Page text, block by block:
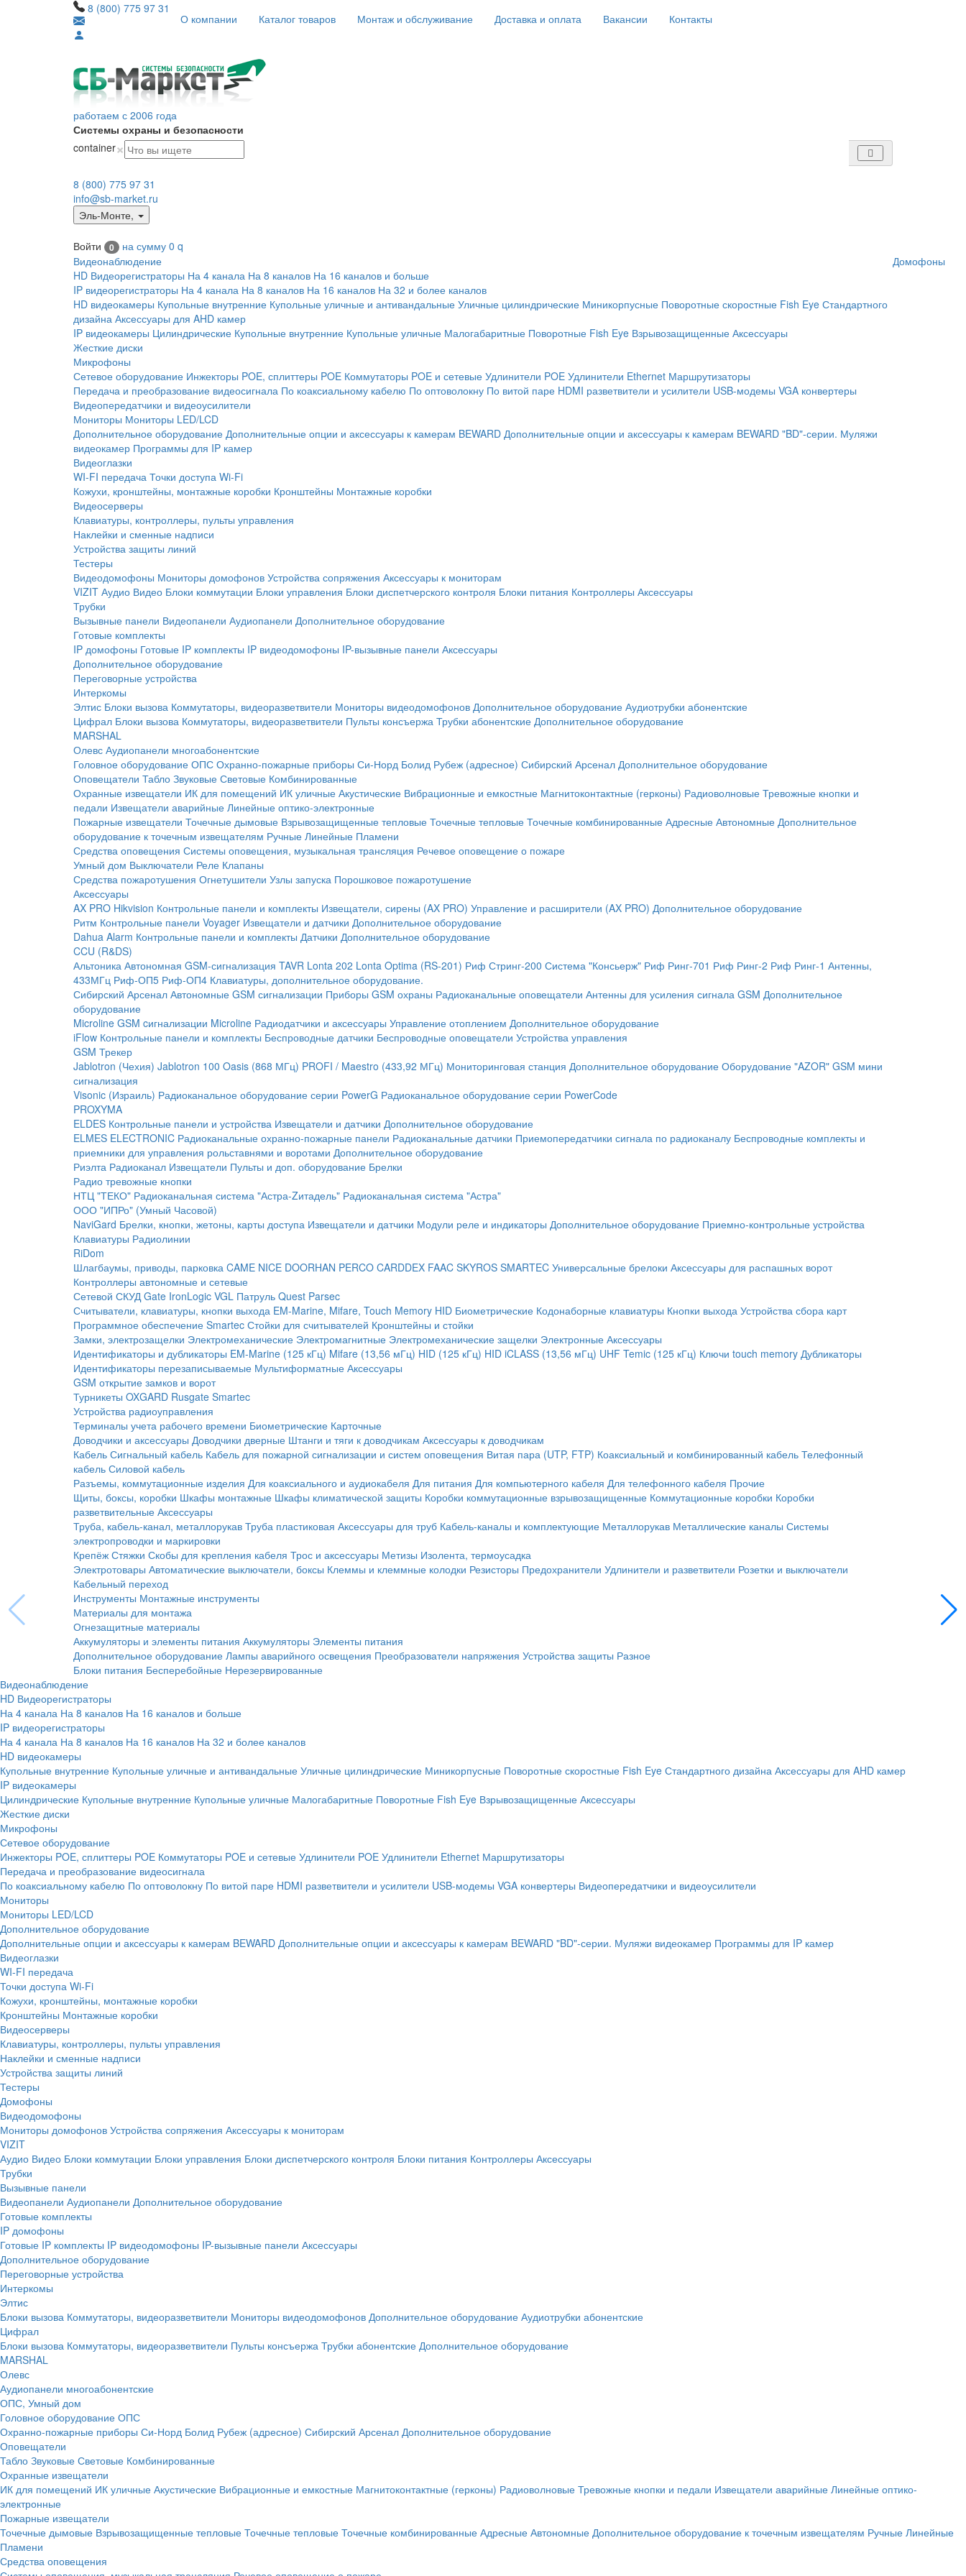
8 (800) 775 97 31
О компании Каталог товаров Монтаж и обслуживание Доставка и оплата Вакансии Контакты
работаем с 2006 года
Системы охраны и безопасности
container×
8 (800) 775 97 31
info@sb-market.ru
Эль-Монте,
Войти 0 на сумму 0 q
Видеонаблюдение
Домофоны
HD Видеорегистраторы На 4 канала На 8 каналов На 16 каналов и больше
IP видеорегистраторы На 4 канала На 8 каналов На 16 каналов На 32 и более каналов
HD видеокамеры Купольные внутренние Купольные уличные и антивандальные Уличные цилиндрические Миникорпусные Поворотные скоростные Fish Eye Стандартного
дизайна Аксессуары для AHD камер
IP видеокамеры Цилиндрические Купольные внутренние Купольные уличные Малогабаритные Поворотные Fish Eye Взрывозащищенные Аксессуары
Жесткие диски
Микрофоны
Сетевое оборудование Инжекторы POE, сплиттеры POE Коммутаторы POE и сетевые Удлинители POE Удлинители Ethernet Маршрутизаторы
Передача и преобразование видеосигнала По коаксиальному кабелю По оптоволокну По витой паре HDMI разветвители и усилители USB-модемы VGA конвертеры
Видеопередатчики и видеоусилители
Мониторы Мониторы LED/LCD
Дополнительное оборудование Дополнительные опции и аксессуары к камерам BEWARD Дополнительные опции и аксессуары к камерам BEWARD "BD"-серии. Муляжи
видеокамер Программы для IP камер
Видеоглазки
WI-FI передача Точки доступа Wi-Fi
Кожухи, кронштейны, монтажные коробки Кронштейны Монтажные коробки
Видеосерверы
Клавиатуры, контроллеры, пульты управления
Наклейки и сменные надписи
Устройства защиты линий
Тестеры
Видеодомофоны Мониторы домофонов Устройства сопряжения Аксессуары к мониторам
VIZIT Аудио Видео Блоки коммутации Блоки управления Блоки диспетчерского контроля Блоки питания Контроллеры Аксессуары
Трубки
Вызывные панели Видеопанели Аудиопанели Дополнительное оборудование
Готовые комплекты
IP домофоны Готовые IP комплекты IP видеодомофоны IP-вызывные панели Аксессуары
Дополнительное оборудование
Переговорные устройства
Интеркомы
Элтис Блоки вызова Коммутаторы, видеоразветвители Мониторы видеодомофонов Дополнительное оборудование Аудиотрубки абонентские
Цифрал Блоки вызова Коммутаторы, видеоразветвители Пульты консъержа Трубки абонентские Дополнительное оборудование
MARSHAL
Олевс Аудиопанели многоабонентские
Головное оборудование ОПС Охранно-пожарные приборы Си-Норд Болид Рубеж (адресное) Сибирский Арсенал Дополнительное оборудование
Оповещатели Табло Звуковые Световые Комбинированные
Охранные извещатели ИК для помещений ИК уличные Акустические Вибрационные и емкостные Магнитоконтактные (герконы) Радиоволновые Тревожные кнопки и
педали Извещатели аварийные Линейные оптико-электронные
Пожарные извещатели Точечные дымовые Взрывозащищенные тепловые Точечные тепловые Точечные комбинированные Адресные Автономные Дополнительное
оборудование к точечным извещателям Ручные Линейные Пламени
Средства оповещения Системы оповещения, музыкальная трансляция Речевое оповещение о пожаре
Умный дом Выключатели Реле Клапаны
Средства пожаротушения Огнетушители Узлы запуска Порошковое пожаротушение
Аксессуары
AX PRO Hikvision Контрольные панели и комплекты Извещатели, сирены (AX PRO) Управление и расширители (AX PRO) Дополнительное оборудование
Ритм Контрольные панели Voyager Извещатели и датчики Дополнительное оборудование
Dahua Alarm Контрольные панели и комплекты Датчики Дополнительное оборудование
CCU (R&DS)
Альтоника Автономная GSM-сигнализация TAVR Lonta 202 Lonta Optima (RS-201) Риф Стринг-200 Система "Консьерж" Риф Ринг-701 Риф Ринг-2 Риф Ринг-1 Антенны,
433МГц Риф-ОП5 Риф-ОП4 Клавиатуры, дополнительное оборудование.
Сибирский Арсенал Автономные GSM сигнализации Приборы GSM охраны Радиоканальные оповещатели Антенны для усиления сигнала GSM Дополнительное
оборудование
Microline GSM cигнализации Microline Радиодатчики и аксессуары Управление отоплением Дополнительное оборудование
iFlow Контрольные панели и комплекты Беспроводные датчики Беспроводные оповещатели Устройства управления
GSM Трекер
Jablotron (Чехия) Jablotron 100 Oasis (868 МГц) PROFI / Maestro (433,92 МГц) Мониторинговая станция Дополнительное оборудование Оборудование "AZOR" GSM мини
сигнализация
Visonic (Израиль) Радиоканальное оборудование серии PowerG Радиоканальное оборудование серии PowerCode
PROXYMA
ELDES Контрольные панели и устройства Извещатели и датчики Дополнительное оборудование
ELMES ELECTRONIC Радиоканальные охранно-пожарные панели Радиоканальные датчики Приемопередатчики сигнала по радиоканалу Беспроводные комплекты и
приемники для управления рольставнями и воротами Дополнительное оборудование
Риэлта Радиоканал Извещатели Пульты и доп. оборудование Брелки
Радио тревожные кнопки
НТЦ "ТЕКО" Радиоканальная система "Астра-Zитадель" Радиоканальная система "Астра"
ООО "ИПРо" (Умный Часовой)
NaviGard Брелки, кнопки, жетоны, карты доступа Извещатели и датчики Модули реле и индикаторы Дополнительное оборудование Приемно-контрольные устройства
Клавиатуры Радиолинии
RiDom
Шлагбаумы, приводы, парковка CAME NICE DOORHAN PERCO CARDDEX FAAC SKYROS SMARTEC Универсальные брелоки Аксессуары для распашных ворот
Контроллеры автономные и сетевые
Сетевой СКУД Gate IronLogic VGL Патруль Quest Parsec
Считыватели, клавиатуры, кнопки выхода EM-Marine, Mifare, Touch Memory HID Биометрические Кодонаборные клавиатуры Кнопки выхода Устройства сбора карт
Программное обеспечение Smartec Стойки для считывателей Кронштейны и стойки
Замки, электрозащелки Электромеханические Электромагнитные Электромеханические защелки Электронные Аксессуары
Идентификаторы и дубликаторы EM-Marine (125 кГц) Mifare (13,56 мГц) HID (125 кГц) HID iCLASS (13,56 мГц) UHF Temic (125 кГц) Ключи touch memory Дубликаторы
Идентификаторы перезаписываемые Мультиформатные Аксессуары
GSM открытие замков и ворот
Турникеты OXGARD Rusgate Smartec
Устройства радиоуправления
Терминалы учета рабочего времени Биометрические Карточные
Доводчики и аксессуары Доводчики дверные Штанги и тяги к доводчикам Аксессуары к доводчикам
Кабель Сигнальный кабель Кабель для пожарной сигнализации и систем оповещения Витая пара (UTP, FTP) Коаксиальный и комбинированный кабель Телефонный
кабель Силовой кабель
Разъемы, коммутационные изделия Для коаксиального и аудиокабеля Для питания Для компьютерного кабеля Для телефонного кабеля Прочие
Щиты, боксы, коробки Шкафы монтажные Шкафы климатической защиты Коробки коммутационные взрывозащищенные Коммутационные коробки Коробки
разветвительные Аксессуары
Труба, кабель-канал, металлорукав Труба пластиковая Аксессуары для труб Кабель-каналы и комплектующие Металлорукав Металлические каналы Системы
электропроводки и маркировки
Крепёж Стяжки Скобы для крепления кабеля Трос и аксессуары Метизы Изолента, термоусадка
Электротовары Автоматические выключатели, боксы Клеммы и клеммные колодки Резисторы Предохранители Удлинители и разветвители Розетки и выключатели
Кабельный переход
Инструменты Монтажные инструменты
Материалы для монтажа
Огнезащитные материалы
Аккумуляторы и элементы питания Аккумуляторы Элементы питания
Дополнительное оборудование Лампы аварийного освещения Преобразователи напряжения Устройства защиты Разное
Блоки питания Бесперебойные Нерезервированные
Видеонаблюдение
HD Видеорегистраторы
На 4 канала На 8 каналов На 16 каналов и больше
IP видеорегистраторы
На 4 канала На 8 каналов На 16 каналов На 32 и более каналов
HD видеокамеры
Купольные внутренние Купольные уличные и антивандальные Уличные цилиндрические Миникорпусные Поворотные скоростные Fish Eye Стандартного дизайна Аксессуары для AHD камер
IP видеокамеры
Цилиндрические Купольные внутренние Купольные уличные Малогабаритные Поворотные Fish Eye Взрывозащищенные Аксессуары
Жесткие диски
Микрофоны
Сетевое оборудование
Инжекторы POE, сплиттеры POE Коммутаторы POE и сетевые Удлинители POE Удлинители Ethernet Маршрутизаторы
Передача и преобразование видеосигнала
По коаксиальному кабелю По оптоволокну По витой паре HDMI разветвители и усилители USB-модемы VGA конвертеры Видеопередатчики и видеоусилители
Мониторы
Мониторы LED/LCD
Дополнительное оборудование
Дополнительные опции и аксессуары к камерам BEWARD Дополнительные опции и аксессуары к камерам BEWARD "BD"-серии. Муляжи видеокамер Программы для IP камер
Видеоглазки
WI-FI передача
Точки доступа Wi-Fi
Кожухи, кронштейны, монтажные коробки
Кронштейны Монтажные коробки
Видеосерверы
Клавиатуры, контроллеры, пульты управления
Наклейки и сменные надписи
Устройства защиты линий
Тестеры
Домофоны
Видеодомофоны
Мониторы домофонов Устройства сопряжения Аксессуары к мониторам
VIZIT
Аудио Видео Блоки коммутации Блоки управления Блоки диспетчерского контроля Блоки питания Контроллеры Аксессуары
Трубки
Вызывные панели
Видеопанели Аудиопанели Дополнительное оборудование
Готовые комплекты
IP домофоны
Готовые IP комплекты IP видеодомофоны IP-вызывные панели Аксессуары
Дополнительное оборудование
Переговорные устройства
Интеркомы
Элтис
Блоки вызова Коммутаторы, видеоразветвители Мониторы видеодомофонов Дополнительное оборудование Аудиотрубки абонентские
Цифрал
Блоки вызова Коммутаторы, видеоразветвители Пульты консъержа Трубки абонентские Дополнительное оборудование
MARSHAL
Олевс
Аудиопанели многоабонентские
ОПС, Умный дом
Головное оборудование ОПС
Охранно-пожарные приборы Си-Норд Болид Рубеж (адресное) Сибирский Арсенал Дополнительное оборудование
Оповещатели
Табло Звуковые Световые Комбинированные
Охранные извещатели
ИК для помещений ИК уличные Акустические Вибрационные и емкостные Магнитоконтактные (герконы) Радиоволновые Тревожные кнопки и педали Извещатели аварийные Линейные оптико-
электронные
Пожарные извещатели
Точечные дымовые Взрывозащищенные тепловые Точечные тепловые Точечные комбинированные Адресные Автономные Дополнительное оборудование к точечным извещателям Ручные Линейные
Пламени
Средства оповещения